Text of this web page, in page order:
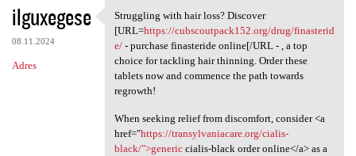
ilguxegese
08.11.2024
Adres
Struggling with hair loss?
Struggling with hair loss? Discover
[URL=https://cubscoutpack152.org/drug/finasterid
e/- purchase finasteride online[/URL - , a top
choice for tackling hair thinning. Order these
tablets now and commence the path towards
regrowth!
When seeking relief from discomfort, consider <a
href="https://transylvaniacare.org/cialis-
black/">genericcialis-black order online</a> as a